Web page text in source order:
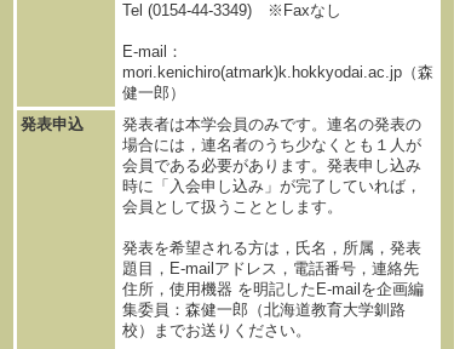
Tel (0154-44-3349) ※Faxなし
E-mail：
mori.kenichiro(atmark)k.hokkyodai.ac.jp（森
健一郎）
発表申込
発表者は本学会員のみです。連名の発表の
場合には，連名者のうち少なくとも１人が
会員である必要があります。発表申し込み
時に「入会申し込み」が完了していれば，
会員として扱うこととします。
発表を希望される方は，氏名，所属，発表
題目，E-mailアドレス，電話番号，連絡先
住所，使用機器 を明記したE-mailを企画編
集委員：森健一郎（北海道教育大学釧路
校）までお送りください。